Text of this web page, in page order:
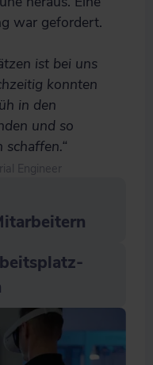
war gefordert.
ist bei uns
konnten
in den
und so
schaffen.“
Engineer